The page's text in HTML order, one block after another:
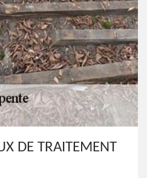
DE TRAITEMENT